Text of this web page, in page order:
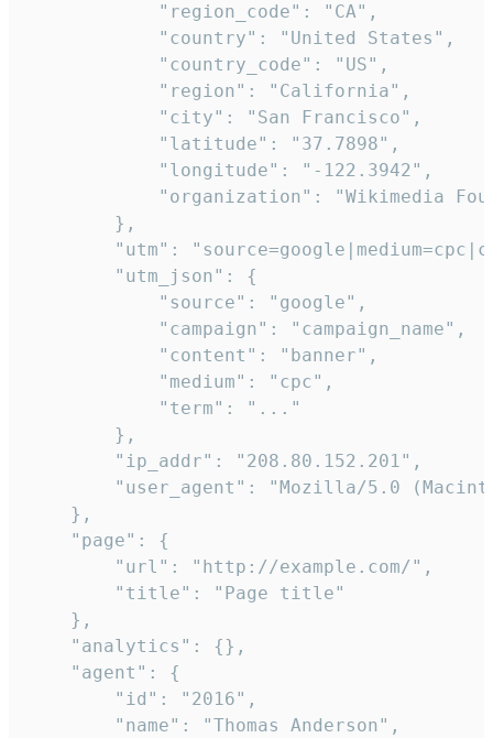
            "region_code": "CA",
            "country": "United States",
            "country_code": "US",
            "region": "California",
            "city": "San Francisco",
            "latitude": "37.7898",
            "longitude": "-122.3942",
"organization": "Wikimedia
        },
"utm":
        "utm_json": {
            "source": "google",
            "campaign": "campaign_name",
            "content": "banner",
            "medium": "cpc",
            "term": "..."
        },
        "ip_addr": "208.80.152.201",
"user_agent": "Mozilla/5.0
    },
    "page": {
        "url": "http://example.com/",
        "title": "Page title"
    },
    "analytics": {},
    "agent": {
        "id": "2016",
        "name": "Thomas Anderson",